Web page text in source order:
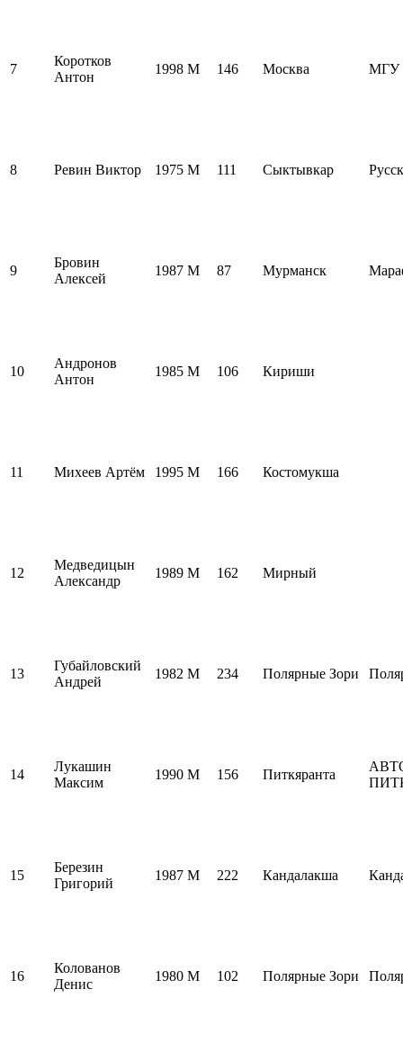
7
Коротков
Антон
1998 M 146 Москва МГУ
8 Ревин Виктор 1975 M 111 Сыктывкар
9
Бровин
Алексей
1987 M 87 Мурманск
10
Андронов
Антон
1985 M 106 Кириши
11 Михеев Артём 1995 M 166 Костомукша
12
Медведицын
Александр
1989 M 162 Мирный
13
Губайловский
Андрей
1982 M 234 Полярные Зори
14
Лукашин
Максим
1990 M 156 Питкяранта
15
Березин
Григорий
1987 M 222 Кандалакша
16
Колованов
Денис
1980 M 102 Полярные Зори